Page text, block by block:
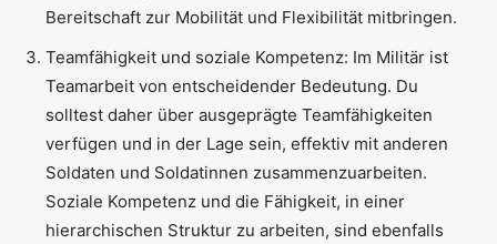
Bereitschaft zur Mobilität und Flexibilität mitbringen.
Teamfähigkeit und soziale Kompetenz: Im Militär ist
Teamarbeit von entscheidender Bedeutung. Du
solltest daher über ausgeprägte Teamfähigkeiten
verfügen und in der Lage sein, effektiv mit anderen
Soldaten und Soldatinnen zusammenzuarbeiten.
Soziale Kompetenz und die Fähigkeit, in einer
hierarchischen Struktur zu arbeiten, sind ebenfalls